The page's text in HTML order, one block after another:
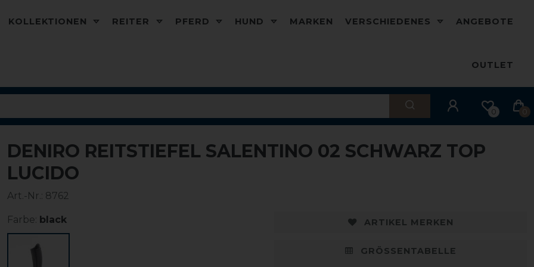
KOLLEKTIONEN REITER PFERD HUND MARKEN VERSCHIEDENES ANGEBOTE
OUTLET
0 0
DENIRO REITSTIEFEL SALENTINO 02 SCHWARZ TOP
LUCIDO
Art.-Nr.: 8762
Farbe: black ARTIKEL MERKEN
GRÖSSENTABELLE